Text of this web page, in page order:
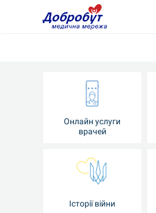
Онлайн услуги
врачей
Iсторії війни